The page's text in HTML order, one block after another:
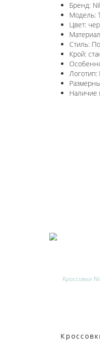
Бренд:
Модель:
Цвет:
Стиль:
Крой:
Логотип:
Наличие